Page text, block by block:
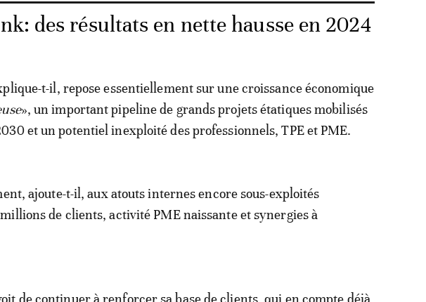
des résultats en nette hausse en 2024
t-il, repose essentiellement sur une croissance économique
», un important pipeline de grands projets étatiques mobilisés
et un potentiel inexploité des professionnels, TPE et PME.
ajoute-t-il, aux atouts internes encore sous-exploités
de clients, activité PME naissante et synergies à
de continuer à renforcer sa base de clients, qui en compte déjà